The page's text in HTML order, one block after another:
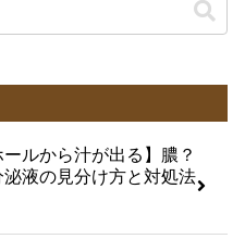
ールから汁が出る】膿？
液の見分け方と対処法